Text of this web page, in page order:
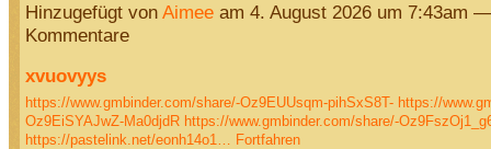
Hinzugefügt von Aimeeam 4. August 2026 um 7:43am
Kommentare
xvuovyys
https://www.gmbinder.com/share/-Oz9EUUsqm-pihSxS8T- https://
Oz9EiSYAJwZ-Ma0djdR https://www.gmbinder.com/share/-
https://pastelink.net/eonh14o1…
Fortfahren